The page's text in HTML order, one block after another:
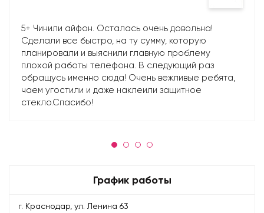
5+ Чинили айфон. Осталась очень довольна!
Сделали все быстро, на ту сумму, которую
планировали и выяснили главную проблему
плохой работы телефона. В следующий раз
обращусь именно сюда! Очень вежливые ребята,
чаем угостили и даже наклеили защитное
стекло.Спасибо!
График работы
г. Краснодар, ул. Ленина 63